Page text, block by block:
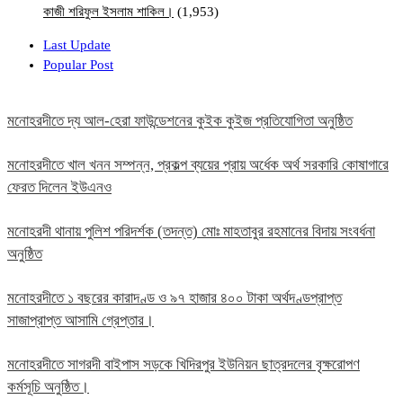
কাজী শরিফুল ইসলাম শাকিল। (1,953)
Last Update
Popular Post
মনোহরদীতে দ্য আল-হেরা ফাউন্ডেশনের কুইক কুইজ প্রতিযোগিতা অনুষ্ঠিত
মনোহরদীতে খাল খনন সম্পন্ন, প্রকল্প ব্যয়ের প্রায় অর্ধেক অর্থ সরকারি কোষাগারে
ফেরত দিলেন ইউএনও
মনোহরদী থানায় পুলিশ পরিদর্শক (তদন্ত) মোঃ মাহতাবুর রহমানের বিদায় সংবর্ধনা
অনুষ্ঠিত
মনোহরদীতে ১ বছরের কারাদণ্ড ও ৯৭ হাজার ৪০০ টাকা অর্থদণ্ডপ্রাপ্ত
সাজাপ্রাপ্ত আসামি গ্রেপ্তার।
মনোহরদীতে সাগরদী বাইপাস সড়কে খিদিরপুর ইউনিয়ন ছাত্রদলের বৃক্ষরোপণ
কর্মসূচি অনুষ্ঠিত।